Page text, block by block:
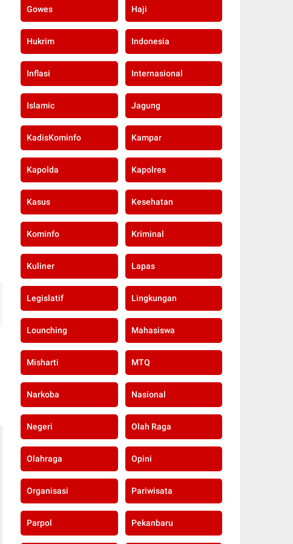
Gowes Haji
Hukrim Indonesia
Inflasi Internasional
Islamic Jagung
KadisKominfo Kampar
Kapolda Kapolres
Kasus Kesehatan
Kominfo Kriminal
Kuliner Lapas
Legislatif Lingkungan
Lounching Mahasiswa
Misharti MTQ
Narkoba Nasional
Negeri Olah Raga
Olahraga Opini
Organisasi Pariwisata
Parpol Pekanbaru